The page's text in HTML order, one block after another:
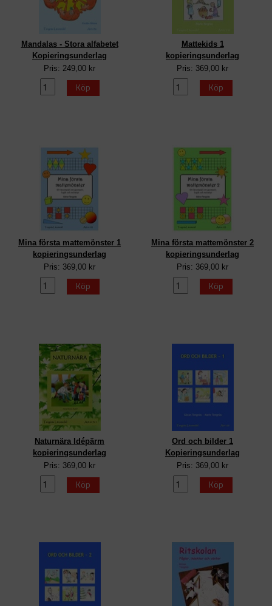
Mandalas - Stora alfabetet
Kopieringsunderlag
Pris: 249,00 kr
Köp
Mattekids 1
kopieringsunderlag
Pris: 369,00 kr
Köp
Mina första mattemönster 1
kopieringsunderlag
Pris: 369,00 kr
Köp
Mina första mattemönster 2
kopieringsunderlag
Pris: 369,00 kr
Köp
Naturnära Idépärm
kopieringsunderlag
Pris: 369,00 kr
Köp
Ord och bilder 1
Kopieringsunderlag
Pris: 369,00 kr
Köp